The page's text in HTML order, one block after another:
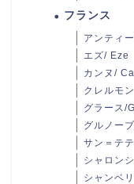
フランス
アンティ
エズ/ Eze
カンヌ/
クレルモ
グラース/
グルノー
サン＝テ
シャロン
シャンベ